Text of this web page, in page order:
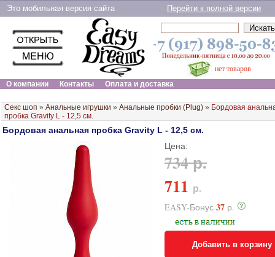
Это мобильная версия сайта Перейти к полной версии
нет товаров
О компании
Контакты Оплата и доставка
Секс шоп » Анальные игрушки » Анальные пробки (Plug) » Бордовая
пробка Gravity L - 12,5 см.
Бордовая анальная пробка Gravity L - 12,5 см.
Цена:
734 р.
711 р.
EASY-Бонус 37 р.
Добавить в корзину